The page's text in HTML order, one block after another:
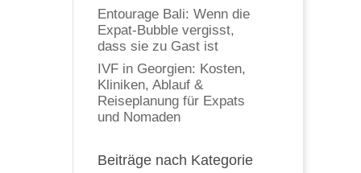
Entourage Bali: Wenn die
Expat-Bubble vergisst,
dass sie zu Gast ist
IVF in Georgien: Kosten,
Kliniken, Ablauf &
Reiseplanung für Expats
und Nomaden
Beiträge nach Kategorie